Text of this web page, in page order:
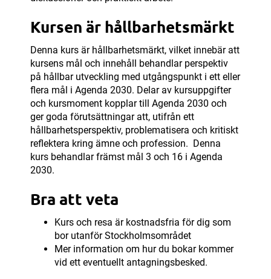
Kursen är hållbarhetsmärkt
Denna kurs är hållbarhetsmärkt, vilket innebär att
kursens mål och innehåll behandlar perspektiv
på hållbar utveckling med utgångspunkt i ett eller
flera mål i Agenda 2030. Delar av kursuppgifter
och kursmoment kopplar till Agenda 2030 och
ger goda förutsättningar att, utifrån ett
hållbarhetsperspektiv, problematisera och kritiskt
reflektera kring ämne och profession. Denna
kurs behandlar främst mål 3 och 16 i Agenda
2030.
Bra att veta
Kurs och resa är kostnadsfria för dig som
bor utanför Stockholmsområdet
Mer information om hur du bokar kommer
vid ett eventuellt antagningsbesked.